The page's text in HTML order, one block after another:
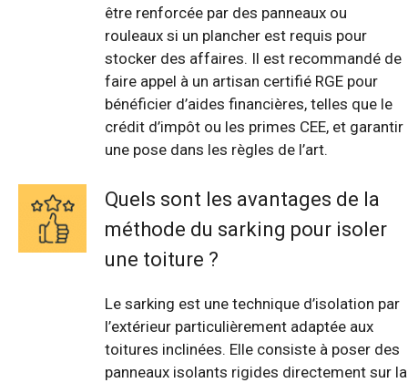
être renforcée par des panneaux ou
rouleaux si un plancher est requis pour
stocker des affaires. Il est recommandé de
faire appel à un artisan certifié RGE pour
bénéficier d’aides financières, telles que le
crédit d’impôt ou les primes CEE, et garantir
une pose dans les règles de l’art.
Quels sont les avantages de la
méthode du sarking pour isoler
une toiture ?
Le sarking est une technique d’isolation par
l’extérieur particulièrement adaptée aux
toitures inclinées. Elle consiste à poser des
panneaux isolants rigides directement sur la